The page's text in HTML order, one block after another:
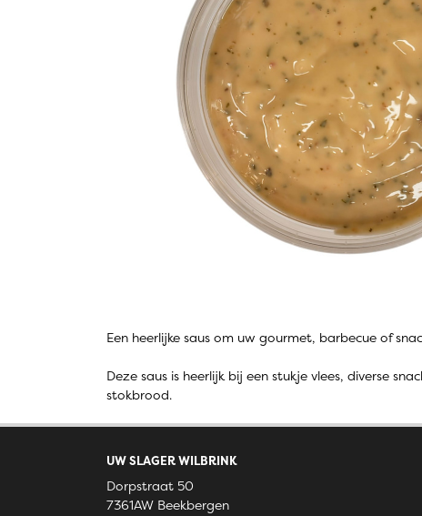
Een heerlijke saus om uw gourmet, barbecue of
Deze saus is heerlijk bij een stukje vlees, diverse
stokbrood.
UW SLAGER WILBRINK
Dorpstraat 50
7361AW Beekbergen